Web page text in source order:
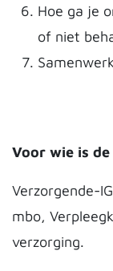
Hoe ga je
of niet
Voor wie is
Verzorgende-
mbo,
verzorging.